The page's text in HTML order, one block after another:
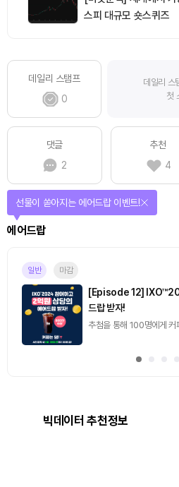
스피 대규모 숏스퀴즈
데일리 스탬프
0
데일리 스
첫
댓글
2
추천
4
에어드랍
선물이 쏟아지는 에어드랍 이벤트!
일반 마감
[Episode 12]
드랍 받자!
추첨을 통해 100명에게 커
빅데이터 추천정보